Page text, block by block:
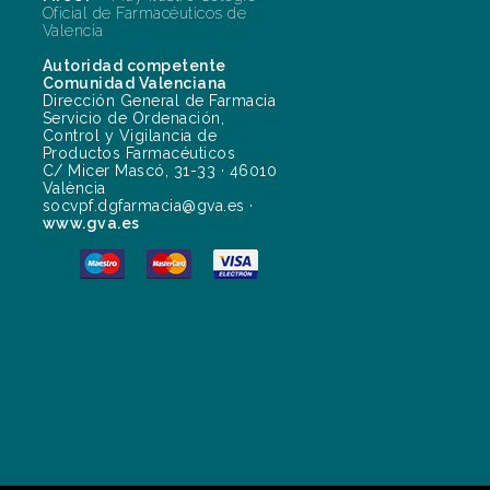
Oficial de Farmacéuticos de
Valencia
Autoridad competente
Comunidad Valenciana
Dirección General de Farmacia
Servicio de Ordenación,
Control y Vigilancia de
Productos Farmacéuticos
C/ Micer Mascó, 31-33 · 46010
València
socvpf.dgfarmacia@gva.es ·
www.gva.es